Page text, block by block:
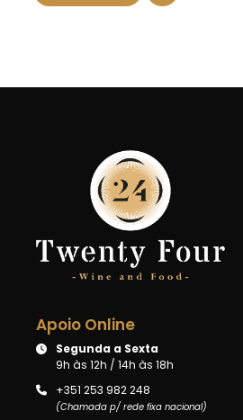
Apoio Online
Segunda a Sexta
9h às 12h / 14h às 18h
+351 253 982 248
(Chamada p/ rede fixa nacional)